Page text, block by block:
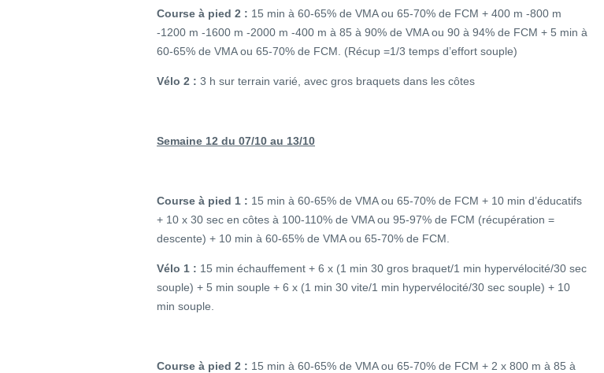
Course à pied 2 : 15 min à 60-65% de VMA ou 65-70% de FCM + 400 m -800 m
-1200 m -1600 m -2000 m -400 m à 85 à 90% de VMA ou 90 à 94% de FCM + 5 min à
60-65% de VMA ou 65-70% de FCM. (Récup =1/3 temps d’effort souple)
Vélo 2 : 3 h sur terrain varié, avec gros braquets dans les côtes
Semaine 12 du 07/10 au 13/10
Course à pied 1 : 15 min à 60-65% de VMA ou 65-70% de FCM + 10 min d’éducatifs
+ 10 x 30 sec en côtes à 100-110% de VMA ou 95-97% de FCM (récupération =
descente) + 10 min à 60-65% de VMA ou 65-70% de FCM.
Vélo 1 : 15 min échauffement + 6 x (1 min 30 gros braquet/1 min hypervélocité/30 sec
souple) + 5 min souple + 6 x (1 min 30 vite/1 min hypervélocité/30 sec souple) + 10
min souple.
Course à pied 2 : 15 min à 60-65% de VMA ou 65-70% de FCM + 2 x 800 m à 85 à